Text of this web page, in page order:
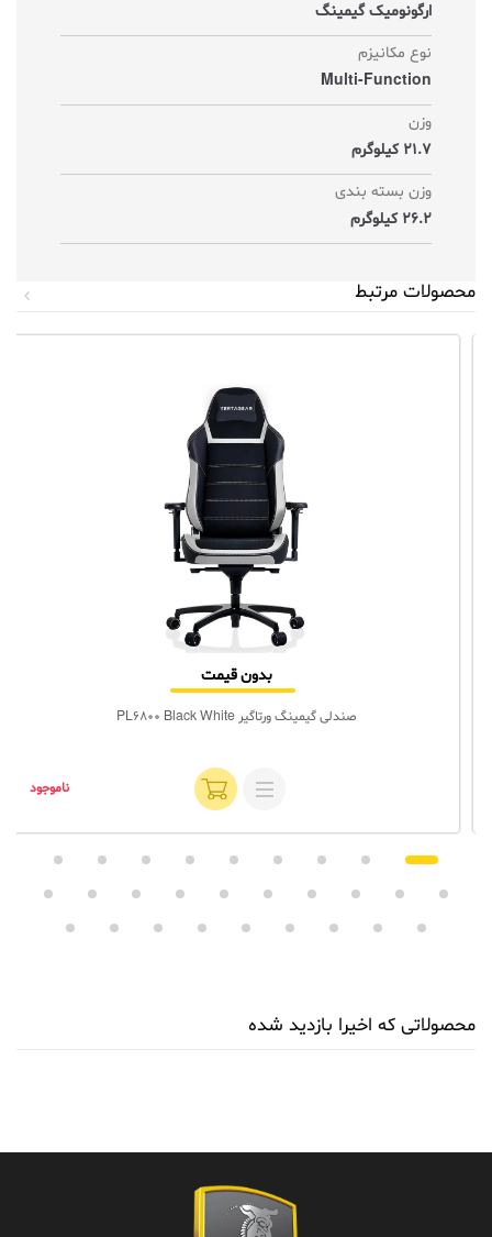
ارگونومیک گیمینگ
نوع مکانیزم
Multi-Function
وزن
21.7 کیلوگرم
وزن بسته بندی
26.2 کیلوگرم
محصولات مرتبط
بدون قیمت
صندلی گیمینگ ورتاگیر PL6800 Black White
ناموجود
محصولاتی که اخیرا بازدید شده